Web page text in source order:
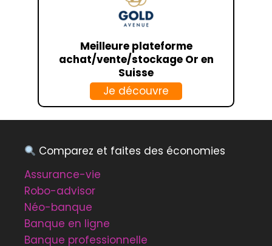
Meilleure plateforme
achat/vente/stockage Or en
Suisse
Je découvre
Comparez et faites des économies
Assurance-vie
Robo-advisor
Néo-banque
Banque en ligne
Banque professionnelle